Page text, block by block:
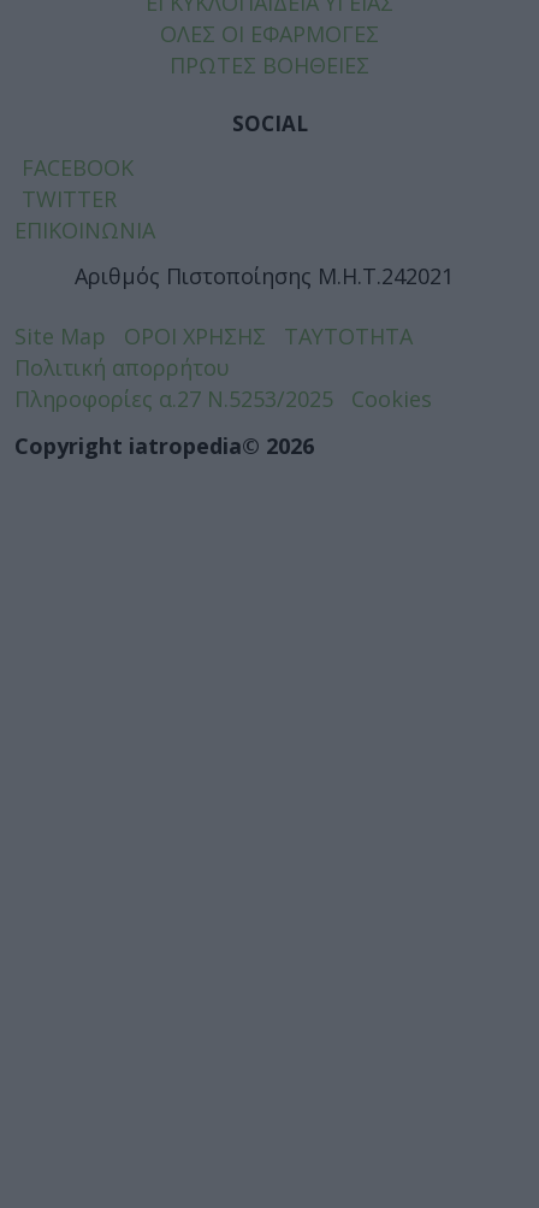
ΟΛΕΣ ΟΙ ΕΦΑΡΜΟΓΕΣ
ΠΡΩΤΕΣ ΒΟΗΘΕΙΕΣ
SOCIAL
FACEBOOK
TWITTER
ΕΠΙΚΟΙΝΩΝΙΑ
Αριθμός Πιστοποίησης Μ.Η.Τ.242021
Site Map ΟΡΟΙ ΧΡΗΣΗΣ
ΤΑΥΤΟΤΗΤΑ
Πολιτική απορρήτου
Πληροφορίες α.27 Ν.5253/2025
Cookies
Copyright iatropedia© 2026